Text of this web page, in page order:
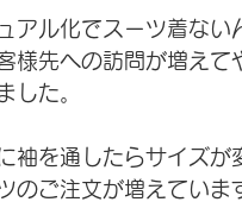
アル化でスーツ着ない
様先への訪問が増えて
した。
袖を通したらサイズが
のご注文が増えていま